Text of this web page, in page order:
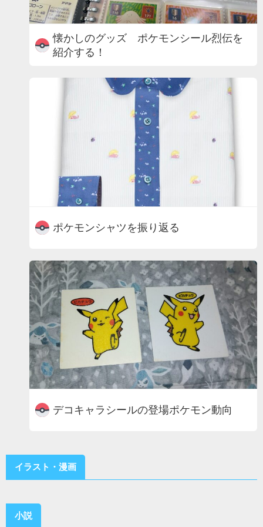
懐かしのグッズ ポケモンシール烈伝を
紹介する！
ポケモンシャツを振り返る
デコキャラシールの登場ポケモン動向
イラスト・漫画
小説